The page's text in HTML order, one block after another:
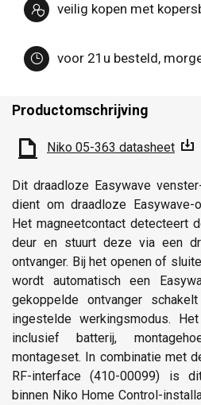
veilig kopen met
voor 21u besteld,
Productomschrijving
Niko 05-363 datasheet
Dit draadloze Easywave
dient om draadloze Easywave-
Het magneetcontact detecteert
deur en stuurt deze via een
ontvanger. Bij het openen of
wordt automatisch een
gekoppelde ontvanger
ingestelde werkingsmodus.
inclusief batterij,
montageset. In combinatie met
RF-interface (410-00099) is
binnen Niko Home Control-